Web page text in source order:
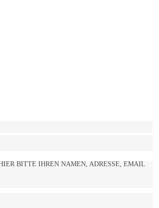
[HIER BITTE IHREN NAMEN, ADRESSE, EMAIL